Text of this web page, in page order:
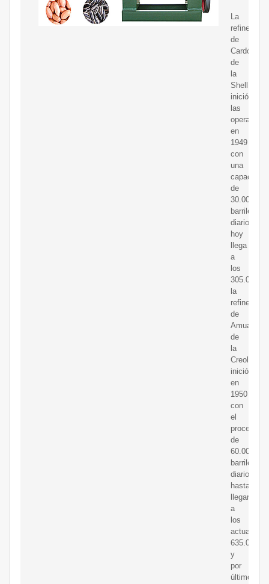
La
refinería
de
Cardón
de
la
Shell
inició
las
en
1949
con
una
capacidad
de
30.000
barriles
diarios,
hoy
llega
a
los
305.000;
la
refinería
de
Amuay
de
la
Creole
inició
en
1950
con
el
de
60.000
barriles
diarios
hasta
llegar
a
los
actuales
635.000
y
por
último